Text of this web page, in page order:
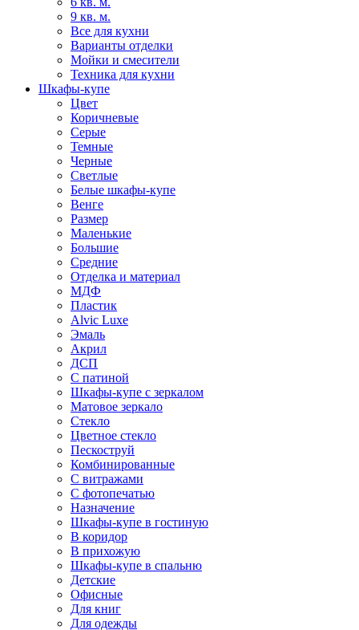
9 кв. м.
Все для кухни
Варианты отделки
Мойки и смесители
Техника для кухни
Шкафы-купе
Цвет
Коричневые
Серые
Темные
Черные
Светлые
Белые шкафы-купе
Венге
Размер
Маленькие
Большие
Средние
Отделка и материал
МДФ
Пластик
Alvic Luxe
Эмаль
Акрил
ДСП
С патиной
Шкафы-купе с зеркалом
Матовое зеркало
Стекло
Цветное стекло
Пескоструй
Комбинированные
С витражами
С фотопечатью
Назначение
Шкафы-купе в гостиную
В коридор
В прихожую
Шкафы-купе в спальню
Детские
Офисные
Для книг
Для одежды